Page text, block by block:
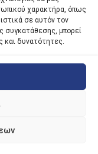
χαρακτήρα, όπως
σε αυτόν τον
συγκατάθεσης, μπορεί
και δυνατότητες.
και αναμονής του
κατόπιν